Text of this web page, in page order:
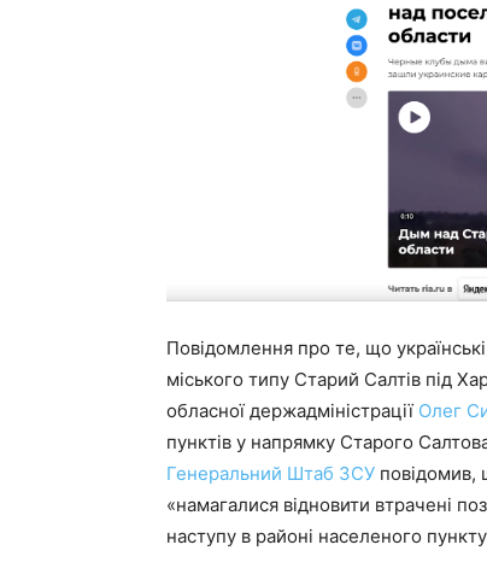
Повідомлення про те, що
міського типу Старий Салтів під
обласної держадміністрації Олег
пунктів у напрямку Старого
Генеральний Штаб ЗСУ повідомив,
«намагалися відновити втрачені
наступу в районі населеного